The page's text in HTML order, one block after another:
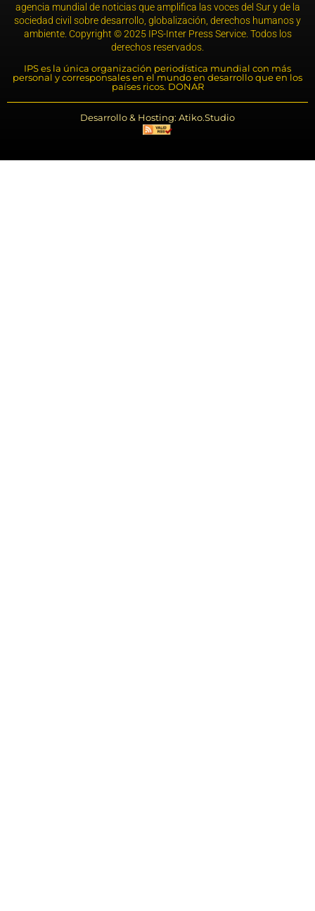
agencia mundial de noticias que amplifica las voces del Sur y de la
sociedad civil sobre desarrollo, globalización, derechos humanos y
ambiente. Copyright © 2025 IPS-Inter Press Service. Todos los
derechos reservados.
IPS es la única organización periodística mundial con más
personal y corresponsales en el mundo en desarrollo que en los
países ricos. DONAR
Desarrollo & Hosting: Atiko.Studio